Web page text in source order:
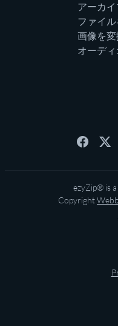
アーカ
ファイ
画像を
オーデ
ezyZip® is
Copyright